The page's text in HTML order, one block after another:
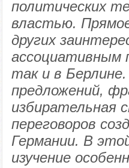
политических
властью.
других
ассоциативным
так и в
предложений,
избирательная
переговоров
Германии. В
изучение